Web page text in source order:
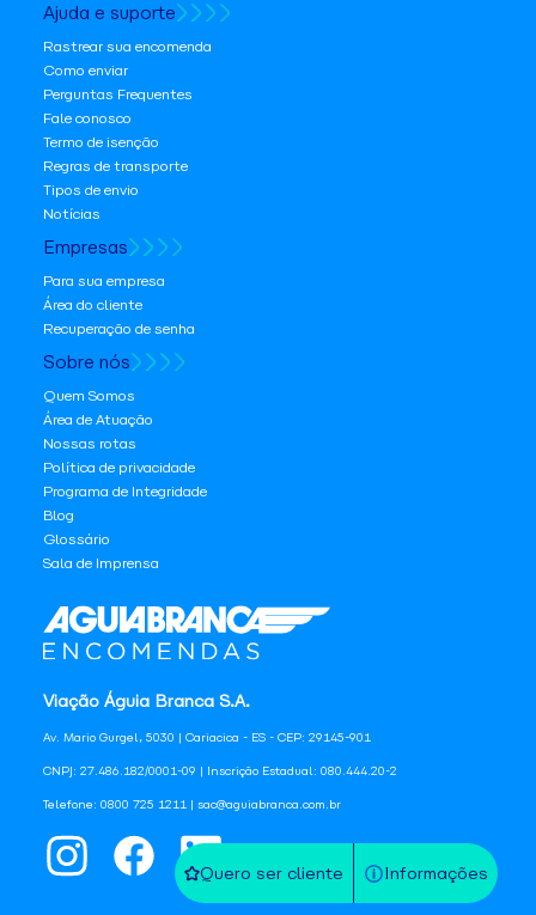
Quero ser cliente Informações
Viação Águia Branca S.A.
Av. Mario Gurgel, 5030 | Cariacica - ES - CEP: 29145-901
CNPJ: 27.486.182/0001-09 | Inscrição Estadual: 080.444.20-2
Telefone: 0800 725 1211 | sac@aguiabranca.com.br
Ajuda e suporte
Rastrear sua encomenda
Como enviar
Perguntas Frequentes
Fale conosco
Termo de isenção
Regras de transporte
Tipos de envio
Notícias
Empresas
Para sua empresa
Área do cliente
Recuperação de senha
Sobre nós
Quem Somos
Área de Atuação
Nossas rotas
Política de privacidade
Programa de Integridade
Blog
Glossário
Sala de Imprensa